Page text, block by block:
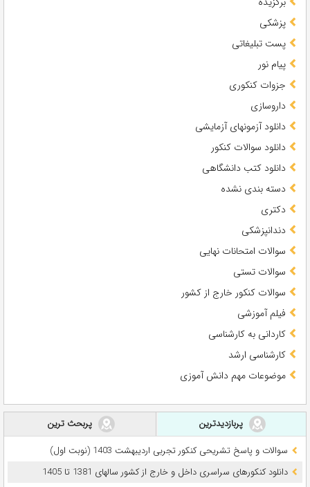
پزشکی
پست تبلیغاتی
پیام نور
جزوات کنکوری
داروسازی
دانلود آزمونهای آزمایشی
دانلود سوالات کنکور
دانلود کتب دانشگاهی
دسته بندی نشده
دکتری
دندانپزشکی
سوالات امتحانات نهایی
سوالات تستی
سوالات کنکور خارج از کشور
فیلم آموزشی
کاردانی به کارشناسی
کارشناسی ارشد
موضوعات مهم دانش آموزی
پربازدیدترین
پربحث ترین
سوالات و پاسخ تشریحی کنکور تجربی اردیبهشت 1403 (نوبت اول)
دانلود کنکورهای سراسری داخل و خارج از کشور سالهای 1381 تا 1405